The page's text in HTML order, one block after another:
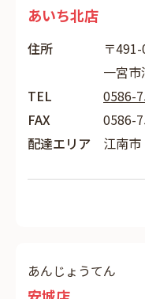
あいち北店
住所
〒
一宮
TEL
0586-
FAX
0586-
配達エリア
江南
あんじょうてん